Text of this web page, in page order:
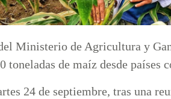
Ministerio de Agricultura y
toneladas de maíz desde países
24 de septiembre, tras una